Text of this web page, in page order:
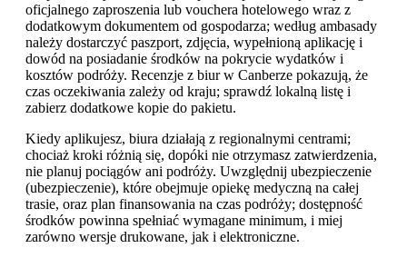
oficjalnego zaproszenia lub vouchera hotelowego wraz z
dodatkowym dokumentem od gospodarza; według ambasady
należy dostarczyć paszport, zdjęcia, wypełnioną aplikację i
dowód na posiadanie środków na pokrycie wydatków i
kosztów podróży. Recenzje z biur w Canberze pokazują, że
czas oczekiwania zależy od kraju; sprawdź lokalną listę i
zabierz dodatkowe kopie do pakietu.
Kiedy aplikujesz, biura działają z regionalnymi centrami;
chociaż kroki różnią się, dopóki nie otrzymasz zatwierdzenia,
nie planuj pociągów ani podróży. Uwzględnij ubezpieczenie
(ubezpieczenie), które obejmuje opiekę medyczną na całej
trasie, oraz plan finansowania na czas podróży; dostępność
środków powinna spełniać wymagane minimum, i miej
zarówno wersje drukowane, jak i elektroniczne.